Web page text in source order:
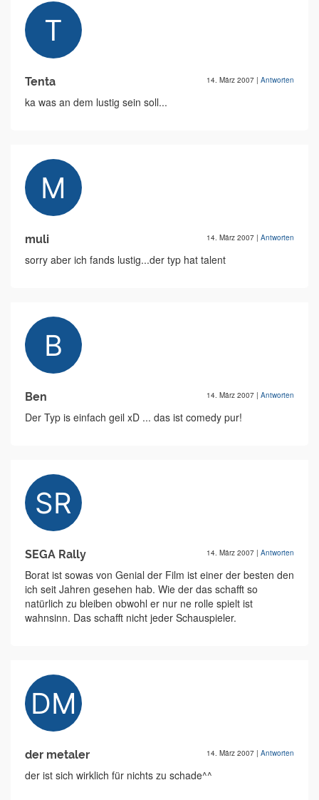
Tenta 14. März 2007 | Antworten
ka was an dem lustig sein soll...
muli 14. März 2007 | Antworten
sorry aber ich fands lustig...der typ hat talent
Ben 14. März 2007 | Antworten
Der Typ is einfach geil xD ... das ist comedy pur!
SEGA Rally 14. März 2007 | Antworten
Borat ist sowas von Genial der Film ist einer der besten den
ich seit Jahren gesehen hab. Wie der das schafft so
natürlich zu bleiben obwohl er nur ne rolle spielt ist
wahnsinn. Das schafft nicht jeder Schauspieler.
der metaler 14. März 2007 | Antworten
der ist sich wirklich für nichts zu schade^^